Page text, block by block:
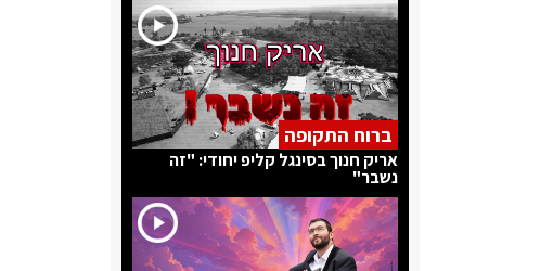
ברוח התקופה
אריק חנוך בסינגל קליפ יחודי: "זה
נשבר"